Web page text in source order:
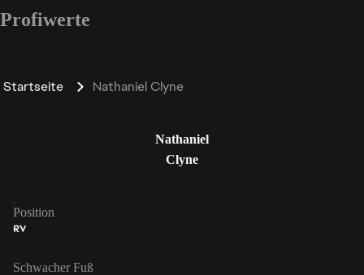
Profiwerte
Startseite Nathaniel Clyne
Nathaniel
Clyne
Position
RV
Schwacher Fuß